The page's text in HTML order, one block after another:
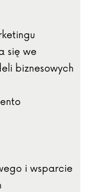
się we
biznesowych
i wsparcie